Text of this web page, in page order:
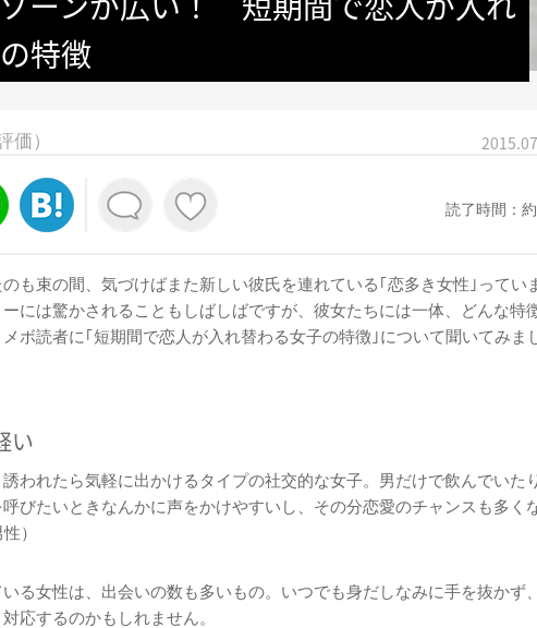
特徴
価）
読了時間：
も束の間、気づけばまた新しい彼氏を連れている｢恋多き女性｣ってい
には驚かされることもしばしばですが、彼女たちには一体、どんな特
ボ読者に｢短期間で恋人が入れ替わる女子の特徴｣について聞いてみま
い
誘われたら気軽に出かけるタイプの社交的な女子。男だけで飲んでいた
びたいときなんかに声をかけやすいし、その分恋愛のチャンスも多く
）
る女性は、出会いの数も多いもの。いつでも身だしなみに手を抜かず
応するのかもしれません。